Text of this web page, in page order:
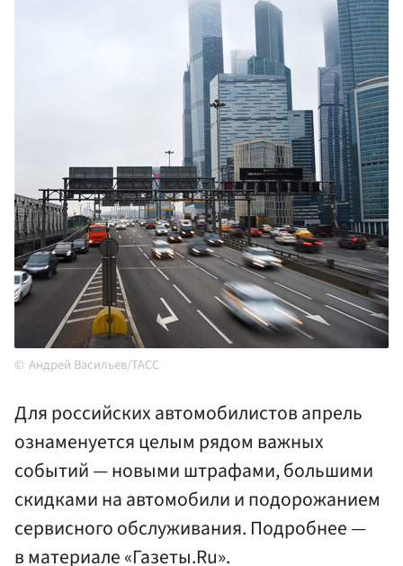
Андрей Васильев/ТАСС
Для российских автомобилистов апрель
ознаменуется целым рядом важных
событий — новыми штрафами, большими
скидками на автомобили и подорожанием
сервисного обслуживания. Подробнее —
в материале «Газеты.Ru».